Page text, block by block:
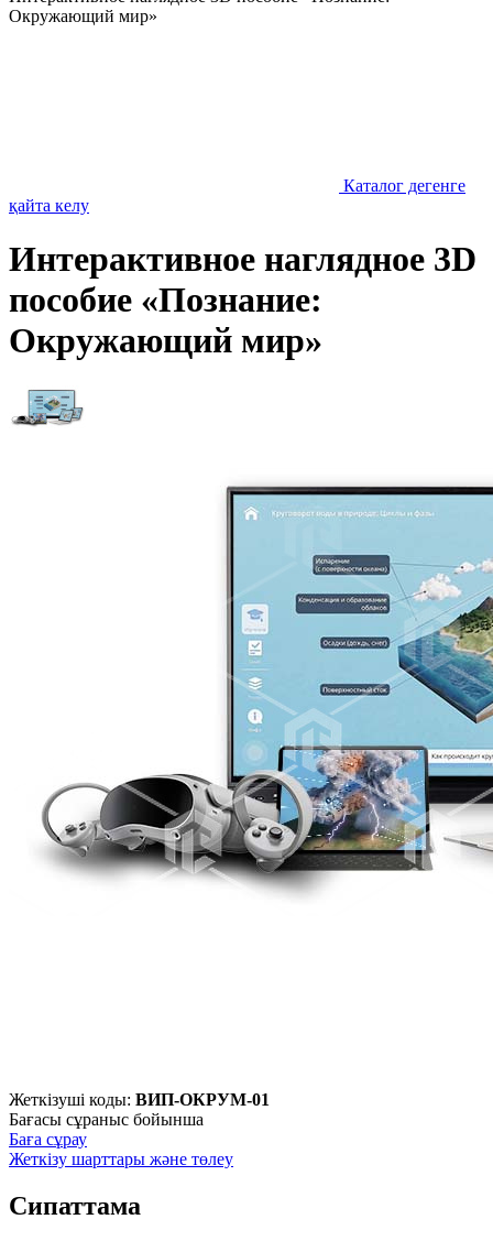
Окружающий мир»
Каталог дегенге
қайта келу
Интерактивное наглядное 3D
пособие «Познание:
Окружающий мир»
Жеткізуші коды: ВИП-ОКРУМ-01
Бағасы сұраныс бойынша
Баға сұрау
Жеткізу шарттары және төлеу
Сипаттама